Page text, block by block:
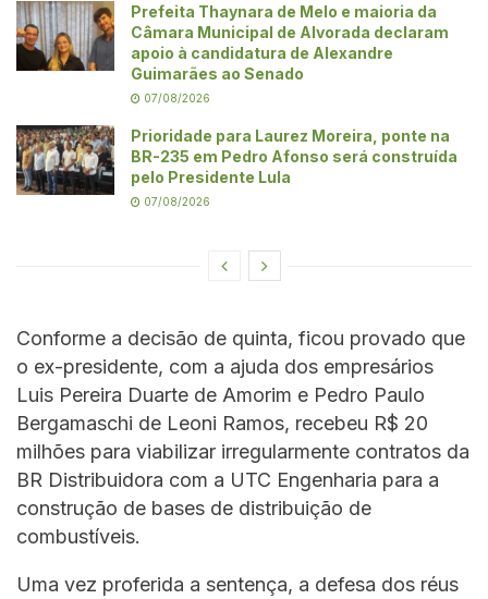
Prefeita Thaynara de Melo e maioria da
Câmara Municipal de Alvorada declaram
apoio à candidatura de Alexandre
Guimarães ao Senado
07/08/2026
Prioridade para Laurez Moreira, ponte na
BR-235 em Pedro Afonso será construída
pelo Presidente Lula
07/08/2026
Conforme a decisão de quinta, ficou provado que
o ex-presidente, com a ajuda dos empresários
Luis Pereira Duarte de Amorim e Pedro Paulo
Bergamaschi de Leoni Ramos, recebeu R$ 20
milhões para viabilizar irregularmente contratos da
BR Distribuidora com a UTC Engenharia para a
construção de bases de distribuição de
combustíveis.
Uma vez proferida a sentença, a defesa dos réus